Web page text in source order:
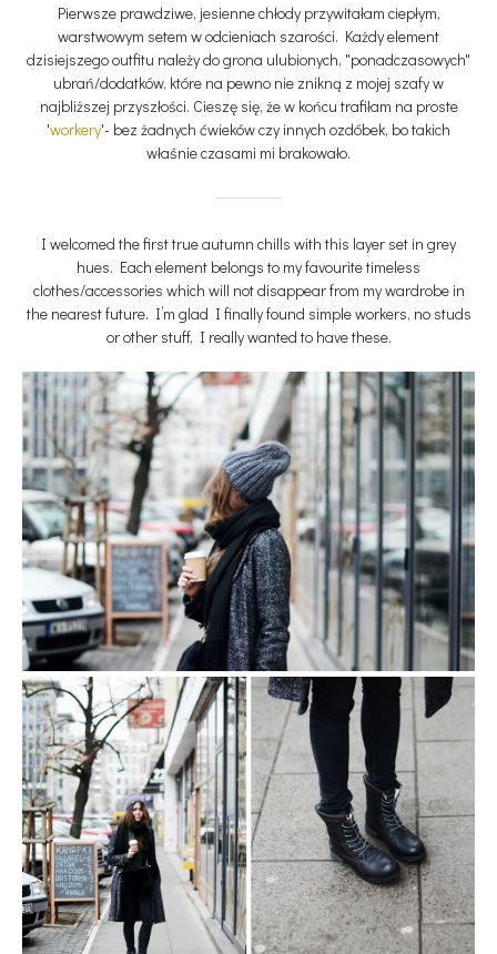
Pierwsze prawdziwe, jesienne chłody przywitałam ciepłym,
warstwowym setem w odcieniach szarości. Każdy element
dzisiejszego outfitu należy do grona ulubionych, "ponadczasowych"
ubrań/dodatków, które na pewno nie znikną z mojej szafy w
najbliższej przyszłości. Cieszę się, że w końcu trafiłam na proste
'workery'- bez żadnych ćwieków czy innych ozdóbek, bo takich
właśnie czasami mi brakowało.
I welcomed the first true autumn chills with this layer set in grey
hues. Each element belongs to my favourite timeless
clothes/accessories which will not disappear from my wardrobe in
the nearest future. I’m glad I finally found simple workers, no studs
or other stuff, I really wanted to have these.